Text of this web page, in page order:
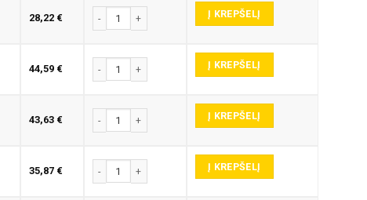
28,22 € produkto kiekis: E345-P GRAVIRAVIMO FREZA
Į KREPŠELĮ
44,59 € produkto kiekis: E345-P GRAVIRAVIMO FREZA
Į KREPŠELĮ
43,63 € produkto kiekis: E345-P GRAVIRAVIMO FREZA
Į KREPŠELĮ
35,87 € produkto kiekis: E345-P GRAVIRAVIMO FREZA
Į KREPŠELĮ